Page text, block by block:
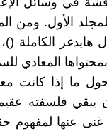
الأول. ومن
هايدغر الكاملة
المعادي
ما إذا كانت
فلسفته
عنها لمفهوم